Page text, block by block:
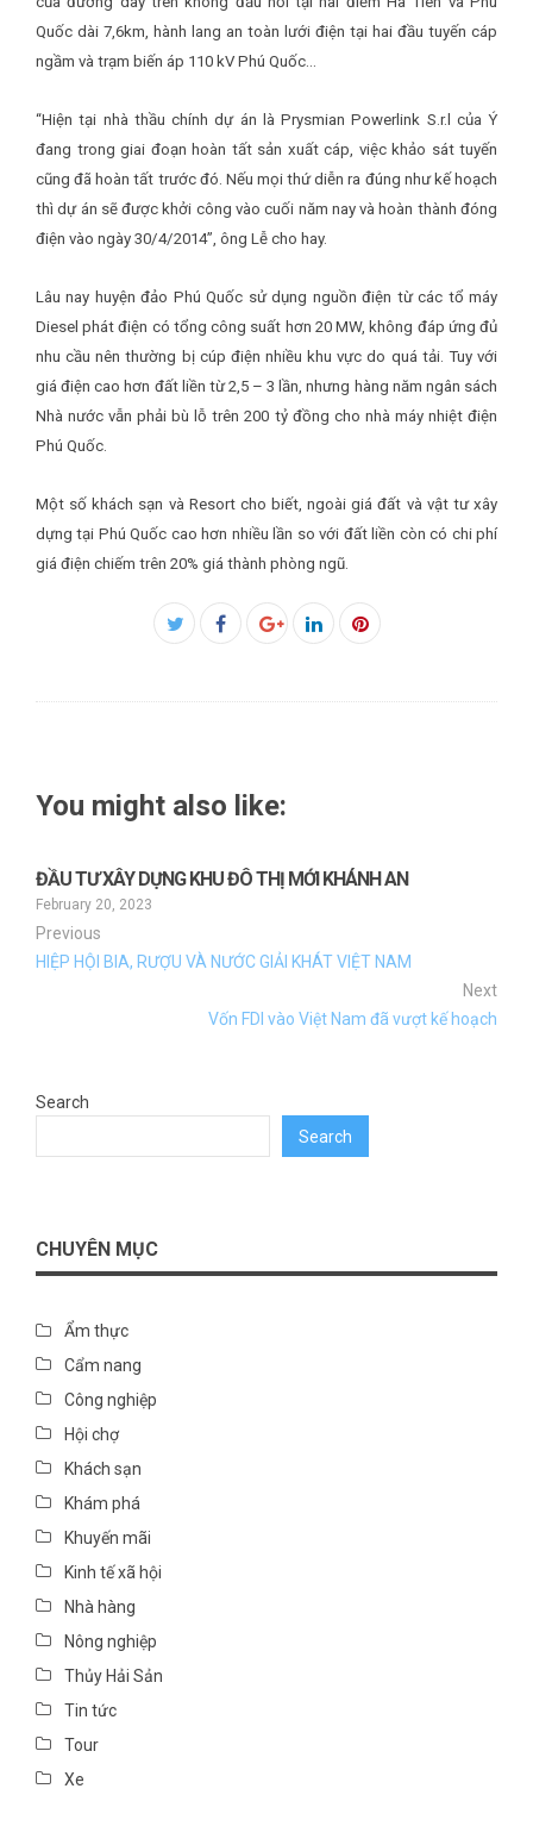
Quốc dài 7,6km, hành lang an toàn lưới điện tại hai đầu tuyến cáp
ngầm và trạm biến áp 110 kV Phú Quốc…
“Hiện tại nhà thầu chính dự án là Prysmian Powerlink S.r.l của Ý
đang trong giai đoạn hoàn tất sản xuất cáp, việc khảo sát tuyến
cũng đã hoàn tất trước đó. Nếu mọi thứ diễn ra đúng như kế hoạch
thì dự án sẽ được khởi công vào cuối năm nay và hoàn thành đóng
điện vào ngày 30/4/2014”, ông Lễ cho hay.
Lâu nay huyện đảo Phú Quốc sử dụng nguồn điện từ các tổ máy
Diesel phát điện có tổng công suất hơn 20 MW, không đáp ứng đủ
nhu cầu nên thường bị cúp điện nhiều khu vực do quá tải. Tuy với
giá điện cao hơn đất liền từ 2,5 – 3 lần, nhưng hàng năm ngân sách
Nhà nước vẫn phải bù lỗ trên 200 tỷ đồng cho nhà máy nhiệt điện
Phú Quốc.
Một số khách sạn và Resort cho biết, ngoài giá đất và vật tư xây
dựng tại Phú Quốc cao hơn nhiều lần so với đất liền còn có chi phí
giá điện chiếm trên 20% giá thành phòng ngũ.
Facebook
You might also like:
ĐẦU TƯ XÂY DỰNG KHU ĐÔ THỊ MỚI KHÁNH AN
February 20, 2023
Previous
HIỆP HỘI BIA, RƯỢU VÀ NƯỚC GIẢI KHÁT VIỆT NAM
Next
Vốn FDI vào Việt Nam đã vượt kế hoạch
Search
Search
CHUYÊN MỤC
Ẩm thực
Cẩm nang
Công nghiệp
Hội chợ
Khách sạn
Khám phá
Khuyến mãi
Kinh tế xã hội
Nhà hàng
Nông nghiệp
Thủy Hải Sản
Tin tức
Tour
Xe